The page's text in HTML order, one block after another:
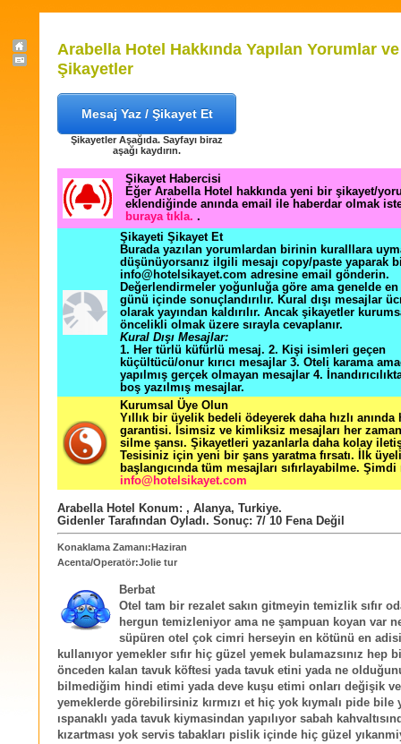
Arabella Hotel Hakkında Yapılan Yorumlar ve
Şikayetler
Mesaj Yaz / Şikayet Et
Şikayetler Aşağıda. Sayfayı biraz
aşağı kaydırın.
Şikayet Habercisi
Eğer Arabella Hotel hakkında yeni bir şikayet/
eklendiğinde anında email ile haberdar olmak
buraya tıkla. .
Şikayeti Şikayet Et
Burada yazılan yorumlardan birinin kuralllara
düşünüyorsanız ilgili mesajı copy/paste yaparak
info@hotelsikayet.com adresine email gönderin.
Değerlendirmeler yoğunluğa göre ama genelde
günü içinde sonuçlandırılır. Kural dışı mesajlar
olarak yayından kaldırılır. Ancak şikayetler
öncelikli olmak üzere sırayla cevaplanır.
Kural Dışı Mesajlar:
1. Her türlü küfürlü mesaj. 2. Kişi isimleri geçen
küçültücü/onur kırıcı mesajlar 3. Oteli karama
yapılmış gerçek olmayan mesajlar 4.
boş yazılmış mesajlar.
Kurumsal Üye Olun
Yıllık bir üyelik bedeli ödeyerek daha hızlı
garantisi. İsimsiz ve kimliksiz mesajları her zaman
silme şansı. Şikayetleri yazanlarla daha kolay
Tesisiniz için yeni bir şans yaratma fırsatı. İlk
başlangıcında tüm mesajları sıfırlayabilme. Şimdi
info@hotelsikayet.com
Arabella Hotel Konum: , Alanya, Turkiye.
Gidenler Tarafından Oyladı. Sonuç: 7/ 10 Fena Değil
Konaklama Zamanı:Haziran
Acenta/Operatör:Jolie tur
Berbat
Otel tam bir rezalet sakın gitmeyin temizlik sıfır
hergun temizleniyor ama ne şampuan koyan var
süpüren otel çok cimri herseyin en kötünü en
kullanıyor yemekler sıfır hiç güzel yemek bulamazsınız hep
önceden kalan tavuk köftesi yada tavuk etini yada ne
bilmediğim hindi etimi yada deve kuşu etimi onları değişik
yemeklerde görebilirsiniz kırmızı et hiç yok kıymalı pide bile
ıspanaklı yada tavuk kiymasindan yapılıyor sabah
kızartması yok servis tabakları pislik içinde hiç güzel